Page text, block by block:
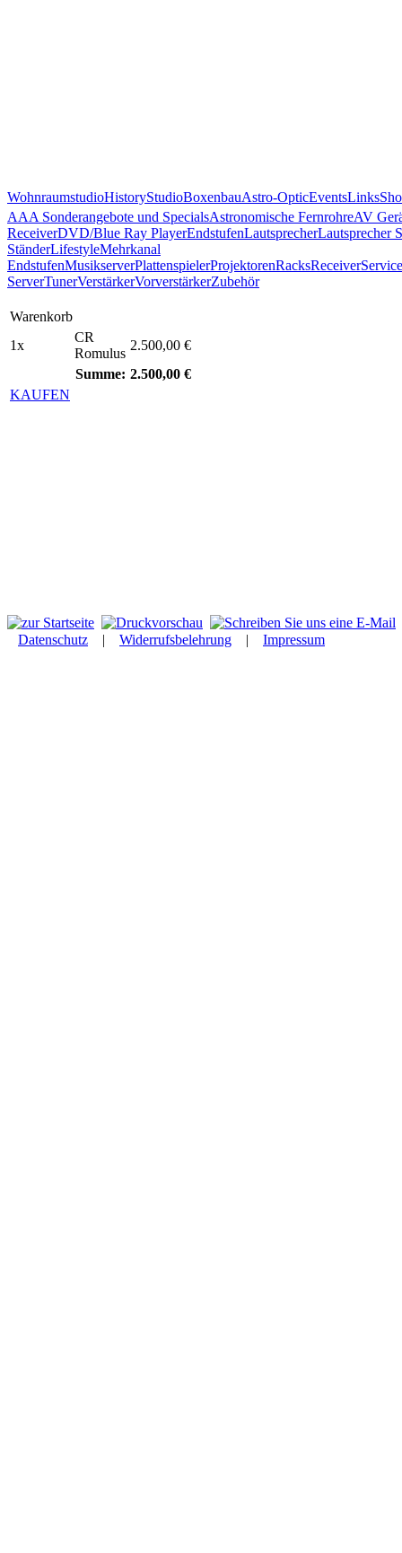
WohnraumstudioHistoryStudioBoxenbauAstro-OpticEventsLinks
AAA Sonderangebote und SpecialsAstronomische FernrohreAV
ReceiverDVD/Blue Ray PlayerEndstufenLautsprecherLautsprecher
StänderLifestyleMehrkanal
EndstufenMusikserverPlattenspielerProjektorenRacksReceiverService
ServerTunerVerstärkerVorverstärkerZubehör
Warenkorb
1x
CR
Romulus
2.500,00 €
Summe: 2.500,00 €
KAUFEN
Datenschutz | Widerrufsbelehrung | Impressum